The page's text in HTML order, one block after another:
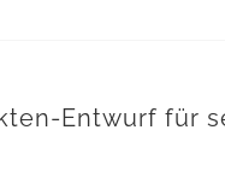
Entwurf für